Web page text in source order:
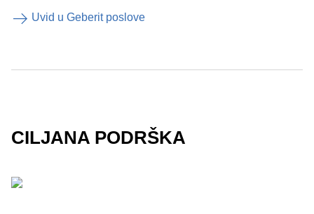
Uvid u Geberit poslove
CILJANA PODRŠKA